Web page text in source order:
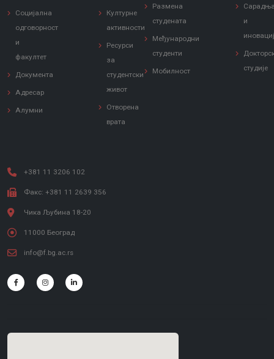
Социјална
одговорност
и
факултет
Документа
Адресар
Алумни
Културне
активности
Ресурси
за
студентски
живот
Отворена
врата
Размена
студената
Међународни
студенти
Мобилност
и
студије
+381 11 3206 102
Факс: +381 11 2639 356
Чика Љубина 18-20
11000 Београд
info@f.bg.ac.rs